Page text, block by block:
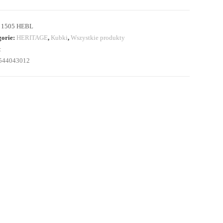
1505 HEBL
HERITAGE, Kubki, Wszystkie produkty